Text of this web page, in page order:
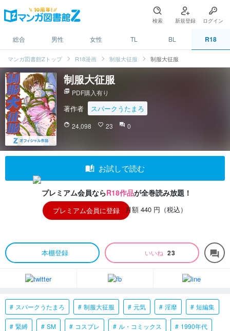
検索 新規登録 ログイン
総合 男性 女性 TL BL R18
マンガ図書館Zトップ R18漫画 制服大征服 制服大征服
制服大征服
picture_as_pdf PDF購入有り
著作者 スパークうたまろ
face 24,098 favorite_border 23 question_answer 0
auto_stories お試しで読む
プレミアム会員ならR18作品が全巻読み放題！
プレミアム会員に登録 月額 440 円（税込）
本棚登録 いいね 23 forum
スパークうたまろ 制服大征服 元気 淫靡 短編集
緊縛 SM コスプレ ル・コミックス 1990年代